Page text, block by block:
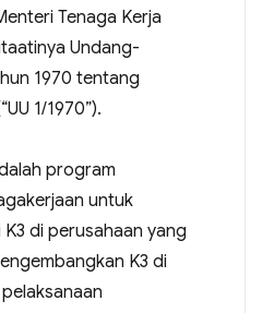
Tenaga Kerja
Undang-
1970 tentang
1/1970”).
program
untuk
di perusahaan yang
K3 di